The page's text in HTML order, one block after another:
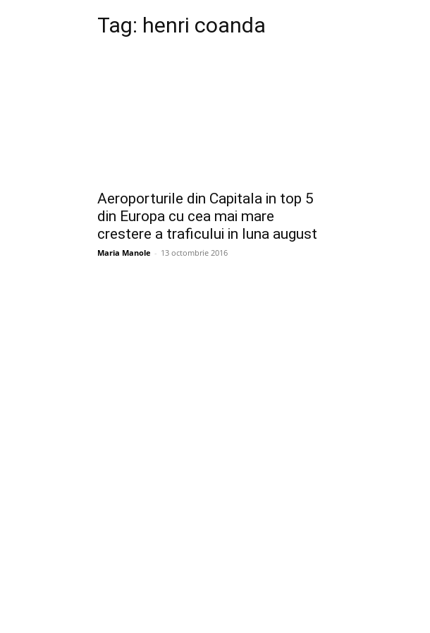
Tag: henri coanda
Aeroporturile din Capitala in top 5
din Europa cu cea mai mare
crestere a traficului in luna august
Maria Manole - 13 octombrie 2016